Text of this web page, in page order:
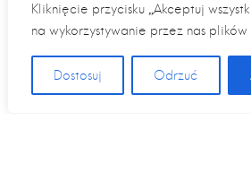
Kliknięcie przycisku „Akceptuj
na wykorzystywanie przez nas
Dostosuj Odrzuć